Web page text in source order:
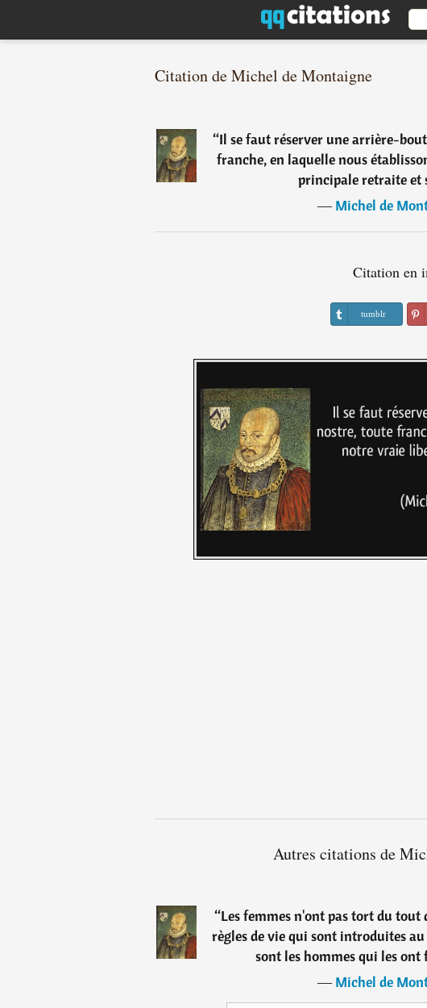
Citation de Michel de Montaigne
“Il se faut réserver une arrière-
franche, en laquelle nous
principale retraite et
―Michel de
Citation en
tumblr
Autres citations de
“Les femmes n'ont pas tort du tout
règles de vie qui sont introduites
sont les hommes qui les ont
―Michel de